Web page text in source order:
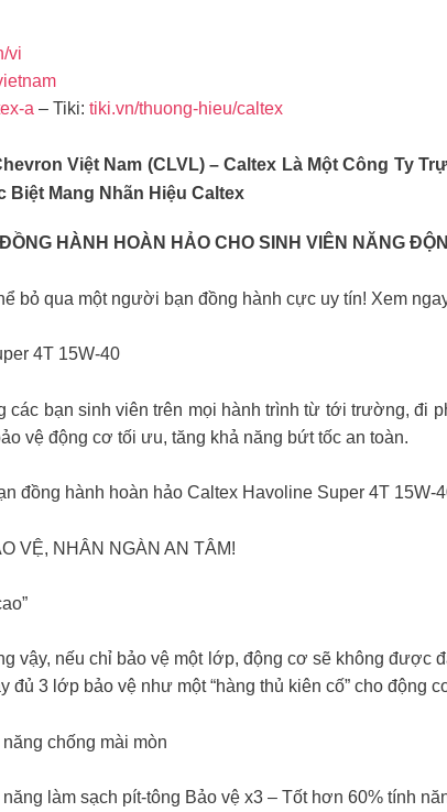
vi
a – Tiki: tiki.vn/thuong-hieu/caltex
Việt Nam (CLVL) – Caltex Là Một Công Ty
Biệt Mang Nhãn Hiệu Caltex
HÀNH HOÀN HẢO CHO SINH VIÊN NĂNG
bỏ qua một người bạn đồng hành cực uy tín! Xem
4T 15W-40
các bạn sinh viên trên mọi hành trình từ tới trường, đi
vệ động cơ tối ưu, tăng khả năng bứt tốc an toàn.
đồng hành hoàn hảo Caltex Havoline Super 4T
VỆ, NHÂN NGÀN AN TÂM!
vậy, nếu chỉ bảo vệ một lớp, động cơ sẽ không
đủ 3 lớp bảo vệ như một “hàng thủ kiên cố” cho động
chống mài mòn
làm sạch pít-tông Bảo vệ x3 – Tốt hơn 60% tính